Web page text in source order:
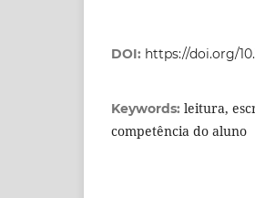
DOI: https://doi.org/
Keywords: leitura,
competência do aluno